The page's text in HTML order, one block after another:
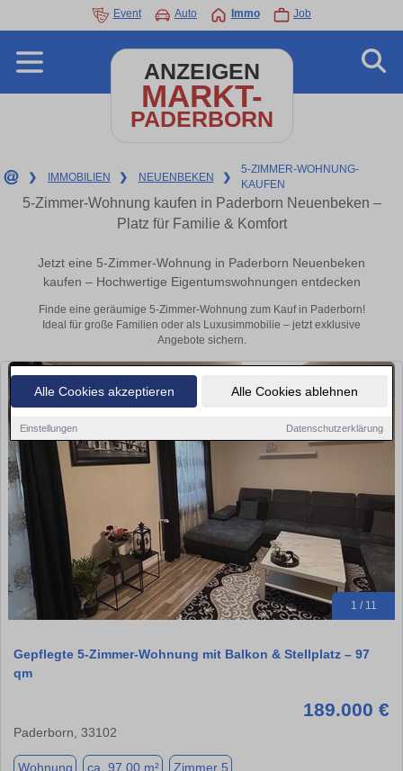
Alle Cookies akzeptieren Alle Cookies ablehnen
Einstellungen Datenschutzerklärung
Event Auto Immo Job
ANZEIGEN
MARKT-
PADERBORN
❯ IMMOBILIEN ❯ NEUENBEKEN ❯
5-ZIMMER-WOHNUNG-
KAUFEN
5-Zimmer-Wohnung kaufen in Paderborn Neuenbeken –
Platz für Familie & Komfort
Jetzt eine 5-Zimmer-Wohnung in Paderborn Neuenbeken
kaufen – Hochwertige Eigentumswohnungen entdecken
Finde eine geräumige 5-Zimmer-Wohnung zum Kauf in Paderborn!
Ideal für große Familien oder als Luxusimmobilie – jetzt exklusive
Angebote sichern.
1 / 11
Gepflegte 5-Zimmer-Wohnung mit Balkon & Stellplatz – 97
qm
189.000 €
Paderborn, 33102
Wohnung ca. 97,00 m² Zimmer 5